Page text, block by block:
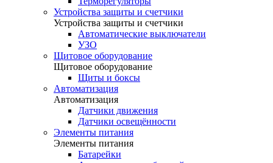
Устройства защиты и счетчики
Устройства защиты и счетчики
Автоматические выключатели
УЗО
Щитовое оборудование
Щитовое оборудование
Щиты и боксы
Автоматизация
Автоматизация
Датчики движения
Датчики освещённости
Элементы питания
Элементы питания
Батарейки